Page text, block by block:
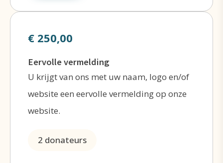
€ 250,00
Eervolle vermelding
U krijgt van ons met uw naam, logo en/of
website een eervolle vermelding op onze
website.
2 donateurs